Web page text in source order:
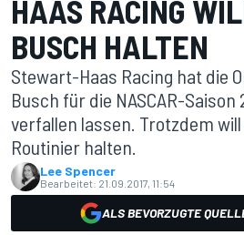
HAAS RACING
BUSCH HALTEN
Stewart-Haas Racing hat die
Busch für die NASCAR-Saison
verfallen lassen. Trotzdem
Routinier halten.
Lee Spencer
Bearbeitet: 21.09.2017, 11:54
ALS BEVORZUGTE